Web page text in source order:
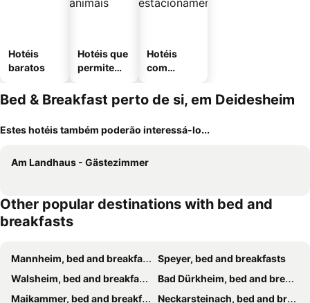
Hotéis
baratos
Hotéis que
permitem
Hotéis
com
mento
Bed & Breakfast perto de si, em Deidesheim
Estes hotéis também poderão interessá-lo...
Am Landhaus - Gästezimmer
Other popular destinations with bed and
breakfasts
Mannheim, bed and breakfasts
Speyer, bed and breakfasts
Walsheim, bed and breakfasts
Bad Dürkheim, bed and breakfasts
Maikammer, bed and breakfasts
Neckarsteinach, bed and breakfasts